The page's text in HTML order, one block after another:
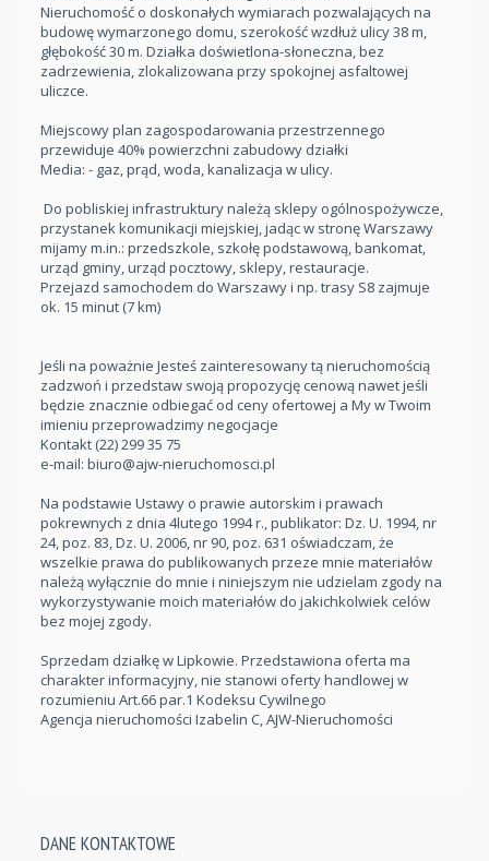
Nieruchomość o doskonałych wymiarach pozwalających na
budowę wymarzonego domu, szerokość wzdłuż ulicy 38 m,
głębokość 30 m. Działka doświetlona-słoneczna, bez
zadrzewienia, zlokalizowana przy spokojnej asfaltowej
uliczce.
Miejscowy plan zagospodarowania przestrzennego
przewiduje 40% powierzchni zabudowy działki
Media: - gaz, prąd, woda, kanalizacja w ulicy.
Do pobliskiej infrastruktury należą sklepy ogólnospożywcze,
przystanek komunikacji miejskiej, jadąc w stronę Warszawy
mijamy m.in.: przedszkole, szkołę podstawową, bankomat,
urząd gminy, urząd pocztowy, sklepy, restauracje.
Przejazd samochodem do Warszawy i np. trasy S8 zajmuje
ok. 15 minut (7 km)
Jeśli na poważnie Jesteś zainteresowany tą nieruchomością
zadzwoń i przedstaw swoją propozycję cenową nawet jeśli
będzie znacznie odbiegać od ceny ofertowej a My w Twoim
imieniu przeprowadzimy negocjacje
Kontakt (22) 299 35 75
e-mail: biuro@ajw-nieruchomosci.pl
Na podstawie Ustawy o prawie autorskim i prawach
pokrewnych z dnia 4lutego 1994 r., publikator: Dz. U. 1994, nr
24, poz. 83, Dz. U. 2006, nr 90, poz. 631 oświadczam, że
wszelkie prawa do publikowanych przeze mnie materiałów
należą wyłącznie do mnie i niniejszym nie udzielam zgody na
wykorzystywanie moich materiałów do jakichkolwiek celów
bez mojej zgody.
Sprzedam działkę w Lipkowie. Przedstawiona oferta ma
charakter informacyjny, nie stanowi oferty handlowej w
rozumieniu Art.66 par.1 Kodeksu Cywilnego
Agencja nieruchomości Izabelin C, AJW-Nieruchomości
DANE KONTAKTOWE